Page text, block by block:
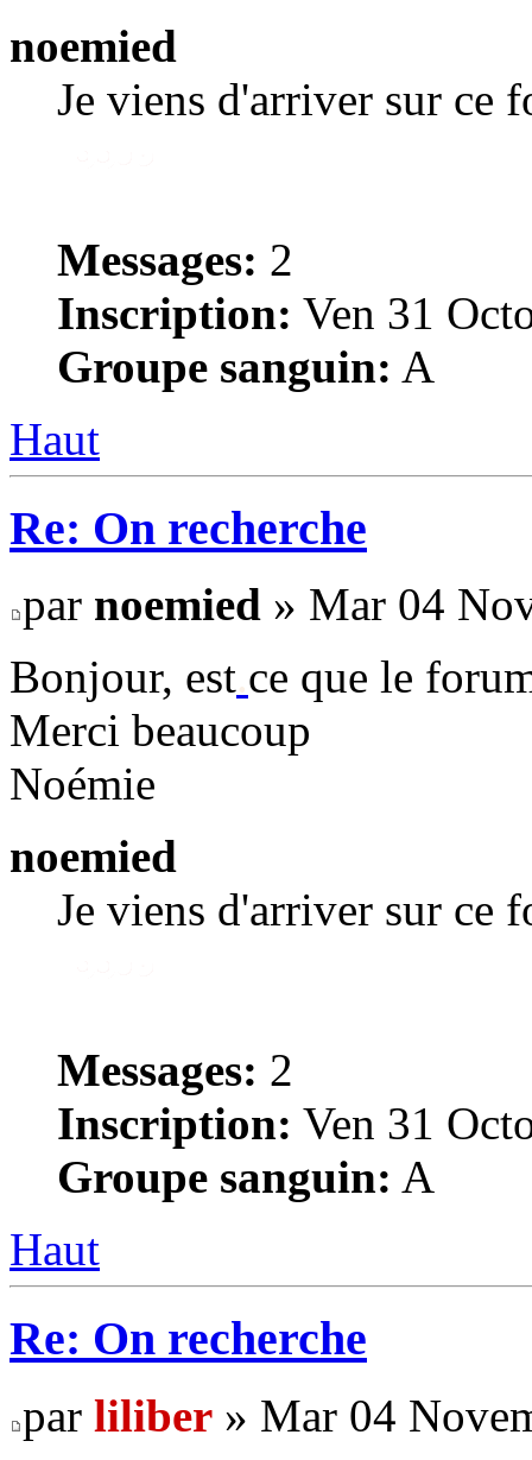
noemied
Je viens d'arriver sur ce
Messages: 2
Inscription: Ven 31
Groupe sanguin: A
Haut
Re: On recherche
par noemied » Mar 04
Bonjour, est.ce que le
Merci beaucoup
Noémie
noemied
Je viens d'arriver sur ce
Messages: 2
Inscription: Ven 31
Groupe sanguin: A
Haut
Re: On recherche
par liliber » Mar 04